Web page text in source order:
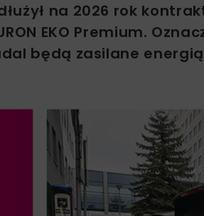
na 2026 rok
EKO Premium.
będą zasilane